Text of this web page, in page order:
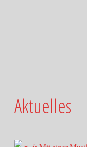
Aktuelles